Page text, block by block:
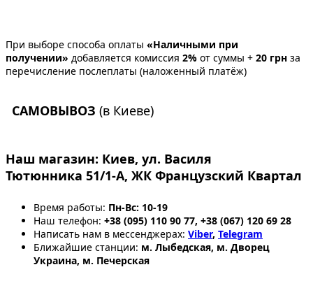
При выборе способа оплаты «Наличными при
получении» добавляется комиссия 2% от суммы + 20 грн за
перечисление послеплаты (наложенный платёж)
САМОВЫВОЗ (в Киеве)
Наш магазин: Киев, ул. Василя
Тютюнника 51/1-А, ЖК Французский Квартал
Время работы: Пн-Вс: 10-19
Наш телефон: +38 (095) 110 90 77, +38 (067) 120 69 28
Написать нам в мессенджерах: Viber, Telegram
Ближайшие станции: м. Лыбедская, м. Дворец
Украина, м. Печерская